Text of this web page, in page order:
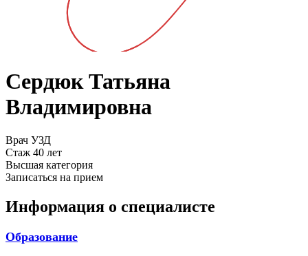
Сердюк Татьяна
Владимировна
Врач УЗД
Стаж 40 лет
Высшая категория
Записаться на прием
Информация о специалисте
Образование